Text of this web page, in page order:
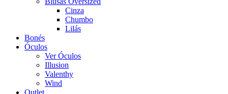
Cinza
Chumbo
Lilás
Bonés
Óculos
Ver Óculos
Illusion
Valenthy
Wind
Outlet